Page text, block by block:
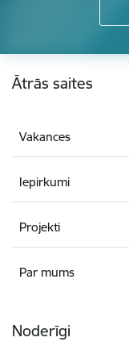
Ātrās saites
Vakances
Iepirkumi
Projekti
Par mums
Noderīgi